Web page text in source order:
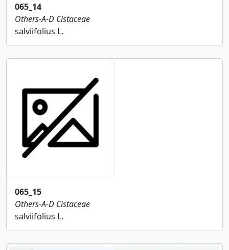
065_14
Others-A-D Cistaceae
salviifolius L.
065_15
Others-A-D Cistaceae
salviifolius L.